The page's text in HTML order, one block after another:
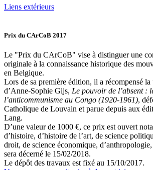
Liens extérieurs
Prix du CArCoB 2017
Le "Prix du CArCoB" vise à distinguer une
originale à la connaissance historique des
en Belgique.
Lors de sa première édition, il a récompensé la
d’Anne-Sophie Gijs, Le pouvoir de l’absent :
l’anticommunisme au Congo (1920-1961),
Catholique de Louvain et parue depuis aux
Lang.
D’une valeur de 1000 €, ce prix est ouvert
d’histoire, d’histoire de l’art, de science
droit, de science économique,
sera décerné le 15/02/2018.
Le dépôt des travaux est fixé au 15/10/2017.